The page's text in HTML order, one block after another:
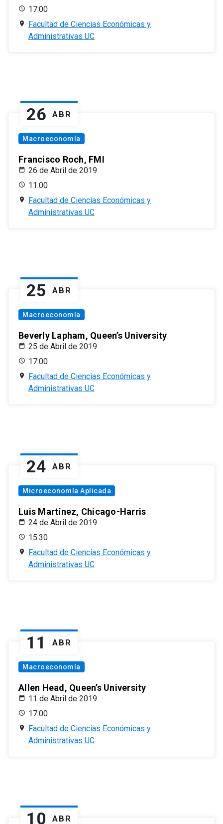
17:00
Facultad de Ciencias Económicas y
Administrativas UC
26 ABR
Macroeconomía
Francisco Roch, FMI
26 de Abril de 2019
11:00
Facultad de Ciencias Económicas y
Administrativas UC
25 ABR
Macroeconomía
Beverly Lapham, Queen’s University
25 de Abril de 2019
17:00
Facultad de Ciencias Económicas y
Administrativas UC
24 ABR
Microeconomía Aplicada
Luis Martínez, Chicago-Harris
24 de Abril de 2019
15:30
Facultad de Ciencias Económicas y
Administrativas UC
11 ABR
Macroeconomía
Allen Head, Queen’s University
11 de Abril de 2019
17:00
Facultad de Ciencias Económicas y
Administrativas UC
10 ABR